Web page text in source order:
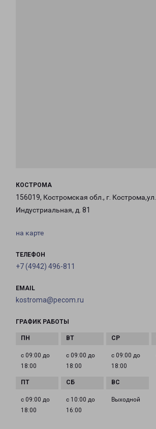
КОСТРОМА
156019, Костромская обл., г. Кострома,ул.
Индустриальная, д. 81
на карте
ТЕЛЕФОН
+7 (4942) 496-811
EMAIL
kostroma@pecom.ru
ГРАФИК РАБОТЫ
с 09:00 до
18:00
с 09:00 до
18:00
с 09:00 до
18:00
с 09:00 до
18:00
с 10:00 до
16:00
Выходной